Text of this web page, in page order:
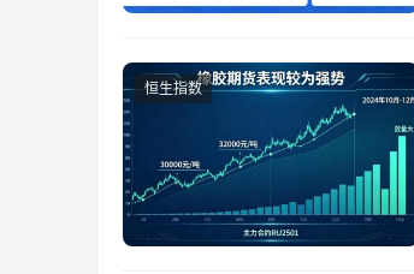
恒生指数